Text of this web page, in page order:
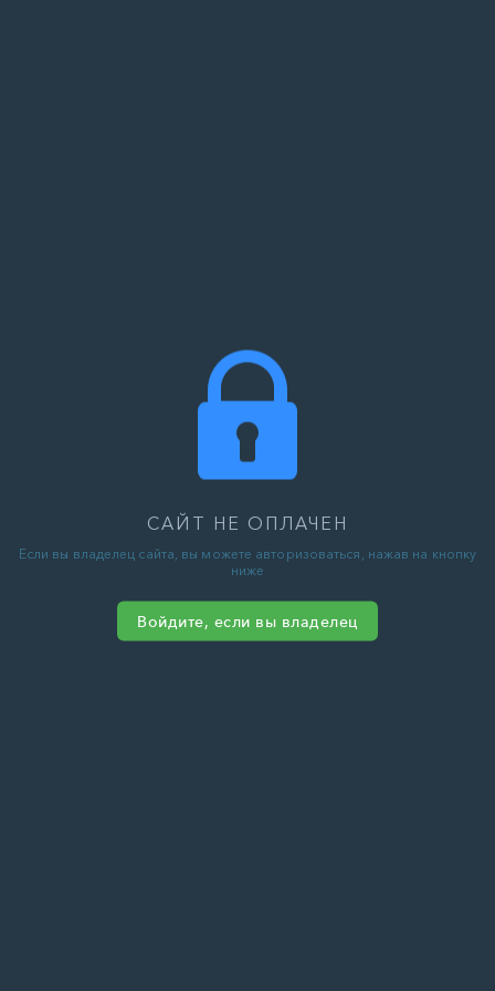
САЙТ НЕ ОПЛАЧЕН
Если вы владелец сайта, вы можете авторизоваться, нажав на кнопку
ниже
Войдите, если вы владелец